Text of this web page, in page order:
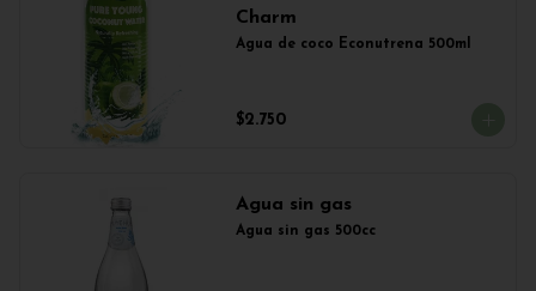
Charm
Agua de coco Econutrena 500ml
$2.750
Agua sin gas
Agua sin gas 500cc